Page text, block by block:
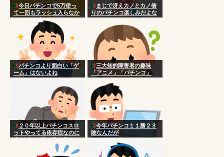
今日パチンコで5万使っ
て一回もラッシュ入らなか
ったんだがこんなもん？
まじで冴えカノとカノ借
りのパチンコ楽しみだよな
パチンコより面白い「ゲ
ーム」はないよね
三大知的障害者の趣味
「アニメ」「パチンコ」
２０年以上パチンコスロ
ットやってる依存症なのに
今のゲーム性に飽き飽きし
今年パチンコ１１勝２３
敗なんだが